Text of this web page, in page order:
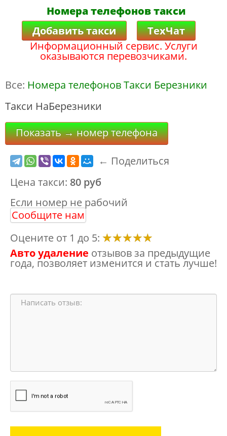
Номера телефонов такси
Добавить такси
ТехЧат
Информационный сервис. Услуги
оказываются перевозчиками.
Все: Номера телефонов Такси Березники
Такси НаБерезники
Показать → номер телефона
← Поделиться
Цена такси: 80 руб
Если номер не рабочий
Сообщите нам
Оцените от 1 до 5:
Авто удаление отзывов за предыдущие
года, позволяет изменится и стать лучше!